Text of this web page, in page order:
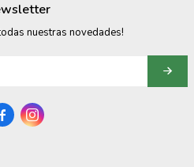
nuestras novedades!
 